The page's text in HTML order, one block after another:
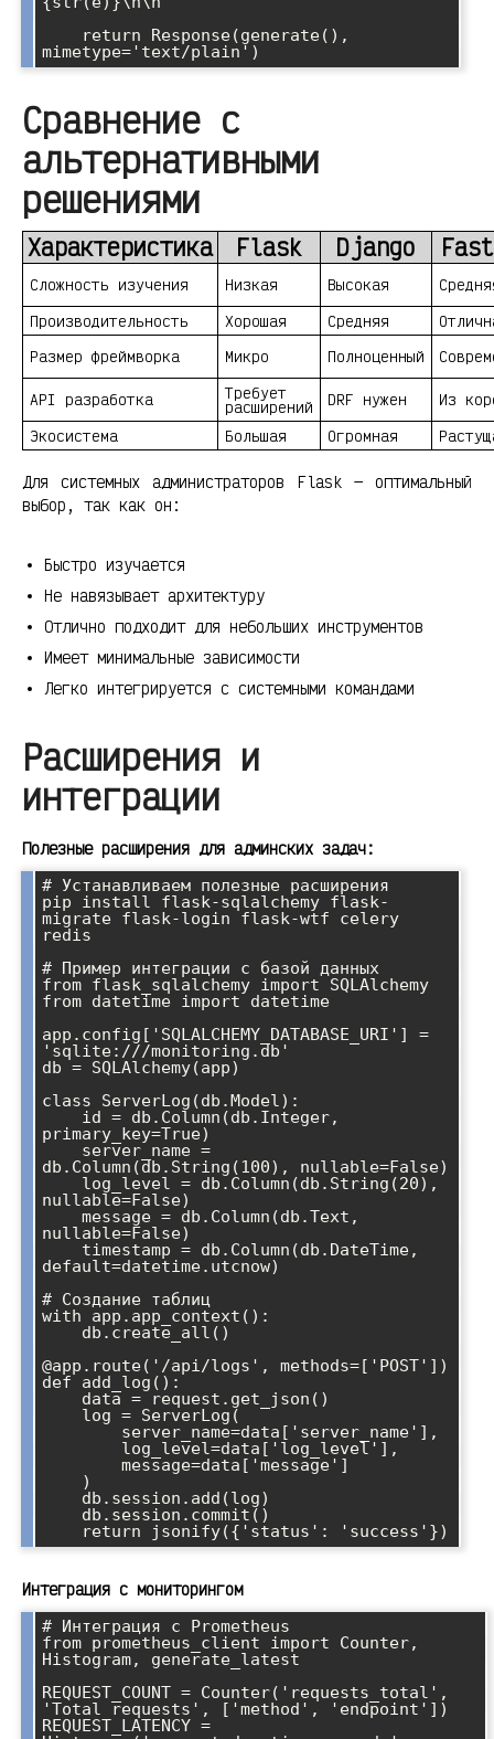
Сравнение с
альтернативными
решениями
Характеристика Flask Django
Сложность изучения Низкая Высокая
Производительность
Хорошая Средняя
Размер фреймворка
Микро Полноценный
API разработка Требует
расширений DRF нужен
Из
Экосистема
Большая Огромная
Для системных администраторов Flask — оптимальный
выбор, так как он:
Быстро изучается
Не навязывает архитектуру
Отлично подходит для небольших инструментов
Имеет минимальные зависимости
Легко интегрируется с системными командами
Расширения и
интеграции
Полезные расширения для админских задач:
# Устанавливаем полезные расширения
pip install flask-sqlalchemy flask-
migrate flask-login flask-wtf celery
redis
# Пример интеграции с базой данных
from flask_sqlalchemy import SQLAlchemy
from datetime import datetime
app.config['SQLALCHEMY_DATABASE_URI'] =
'sqlite:///monitoring.db'
db = SQLAlchemy(app)
class ServerLog(db.Model):
primary_key=True)
db.Column(db.String(100), nullable=False)
nullable=False)
nullable=False)
default=datetime.utcnow)
# Создание таблиц
with app.app_context():
@app.route('/api/logs', methods=['POST'])
def add_log():
Интеграция с мониторингом
# Интеграция с Prometheus
from prometheus_client import Counter,
Histogram, generate_latest
REQUEST_COUNT = Counter('requests_total',
'Total requests', ['method', 'endpoint'])
REQUEST_LATENCY =